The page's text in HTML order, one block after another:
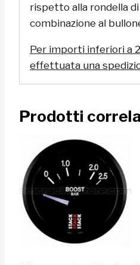
rispetto alla rondella
combinazione al
Per importi inferiori a
effettuata una
Prodotti